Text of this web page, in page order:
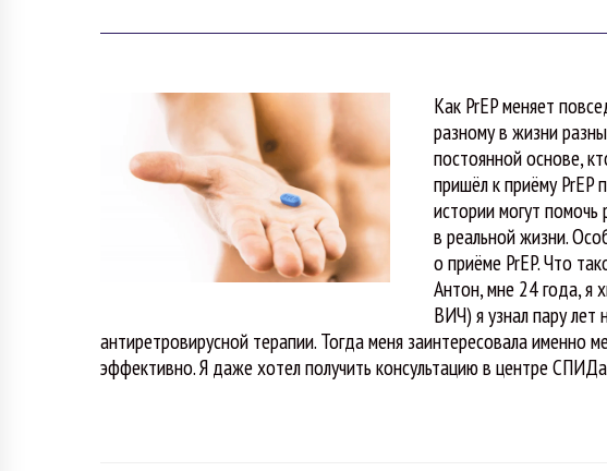
Как PrEP меняет
разному в жизни
постоянной основе,
пришёл к приёму
истории могут
в реальной жизни.
о приёме PrEP. Что
Антон, мне 24 года, я
ВИЧ) я узнал пару лет
антиретровирусной терапии. Тогда меня заинтересовала именно
эффективно. Я даже хотел получить консультацию в центре